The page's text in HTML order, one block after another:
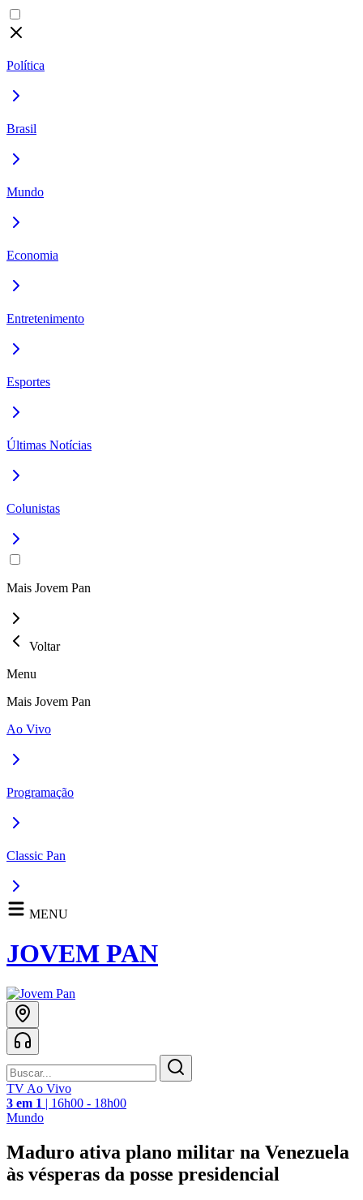
Política
Brasil
Mundo
Economia
Entretenimento
Esportes
Últimas Notícias
Colunistas
Mais Jovem Pan
Voltar
Menu
Mais Jovem Pan
Ao Vivo
Programação
Classic Pan
MENU
JOVEM PAN
TV Ao Vivo
3 em 1 | 16h00 - 18h00
Mundo
Maduro ativa plano militar na Venezuela
às vésperas da posse presidencial